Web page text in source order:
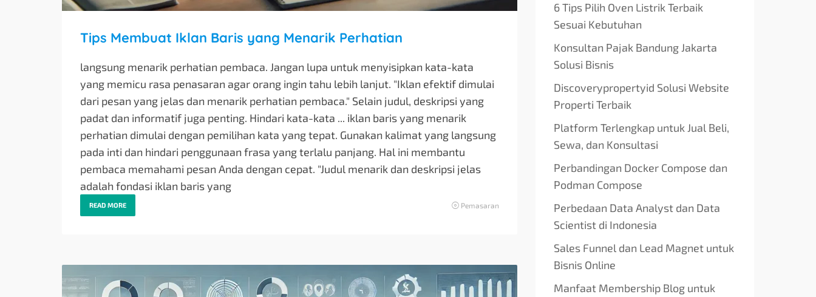
Tips Membuat Iklan Baris yang Menarik Perhatian
langsung menarik perhatian pembaca. Jangan lupa untuk menyisipkan kata-kata
yang memicu rasa penasaran agar orang ingin tahu lebih lanjut. "Iklan efektif dimulai
dari pesan yang jelas dan menarik perhatian pembaca." Selain judul, deskripsi yang
padat dan informatif juga penting. Hindari kata-kata ... iklan baris yang menarik
perhatian dimulai dengan pemilihan kata yang tepat. Gunakan kalimat yang langsung
pada inti dan hindari penggunaan frasa yang terlalu panjang. Hal ini membantu
pembaca memahami pesan Anda dengan cepat. "Judul menarik dan deskripsi jelas
adalah fondasi iklan baris yang
READ MORE Pemasaran
6 Tips Pilih Oven Listrik Terbaik
Sesuai Kebutuhan
Konsultan Pajak Bandung Jakarta
Solusi Bisnis
Discoverypropertyid Solusi Website
Properti Terbaik
Platform Terlengkap untuk Jual Beli,
Sewa, dan Konsultasi
Perbandingan Docker Compose dan
Podman Compose
Perbedaan Data Analyst dan Data
Scientist di Indonesia
Sales Funnel dan Lead Magnet untuk
Bisnis Online
Manfaat Membership Blog untuk